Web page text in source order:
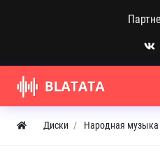
Диски Народная